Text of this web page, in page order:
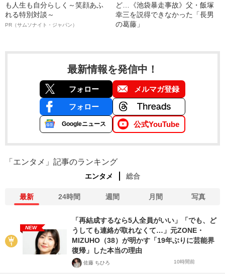
も人生も自分らしく～笑顔あふ
れる特別対談～
PR（サムソナイト・ジャパン）
ど…《池袋暴走事故》父・飯塚
幸三を説得できなかった「長男
の葛藤」
最新情報を発信中！
フォロー メルマガ登録
フォロー
Googleニュース 公式YouTube
「エンタメ」記事のランキング
エンタメ 総合
最新 24時間 週間 月間 写真
NEW
「再結成するなら5人全員がいい」「でも、ど
うしても連絡が取れなくて…」元ZONE・
MIZUHO（38）が明かす「19年ぶりに芸能界
復帰」した本当の理由
佐藤 ちひろ 10時間前